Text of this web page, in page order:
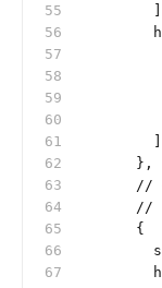
      },
      //
      //
      {